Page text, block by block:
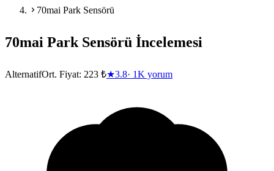
70mai Park Sensörü
70mai Park Sensörü İncelemesi
AlternatifOrt. Fiyat: 223 ₺★3.8· 1K yorum